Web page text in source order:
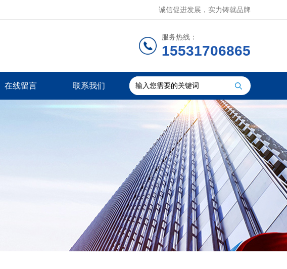
诚信促进发展，实力铸就品牌
服务热线：
15531706865
在线留言 联系我们